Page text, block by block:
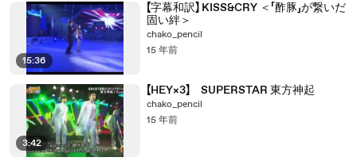
15:36
【字幕和訳】 KISS&CRY ＜「酢豚」が繋いだ
固い絆＞
chako_pencil
15 年前
3:42
【HEY×3】 SUPERSTAR 東方神起
chako_pencil
15 年前